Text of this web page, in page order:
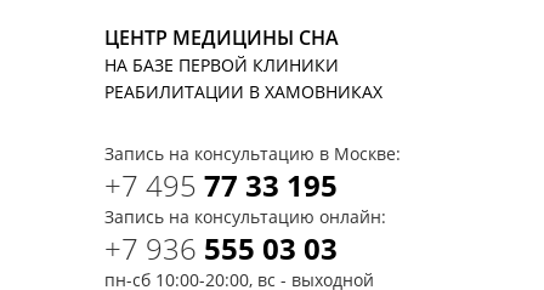
ЦЕНТР МЕДИЦИНЫ СНА
НА БАЗЕ ПЕРВОЙ КЛИНИКИ
РЕАБИЛИТАЦИИ В ХАМОВНИКАХ
Запись на консультацию в Москве:
+7 495 77 33 195
Запись на консультацию онлайн:
+7 936 555 03 03
пн-сб 10:00-20:00, вс - выходной